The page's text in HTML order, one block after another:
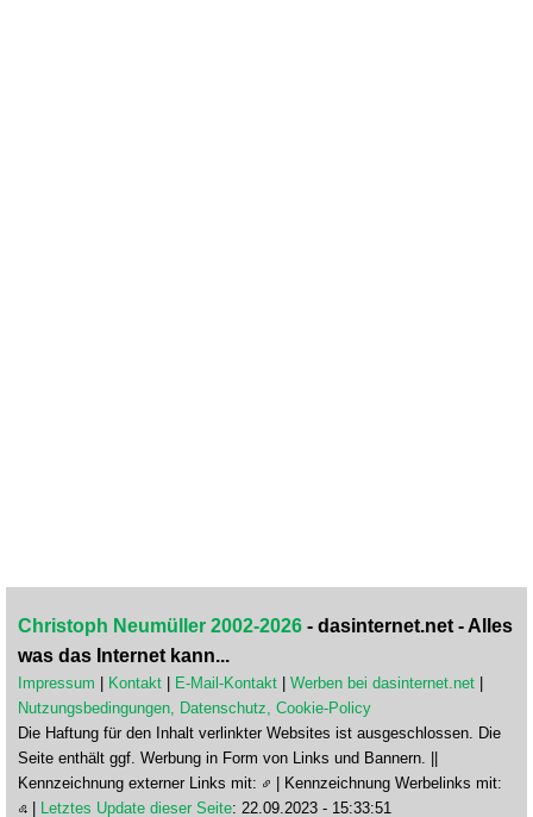
Christoph Neumüller 2002-2026 - dasinternet.net - Alles
was das Internet kann...
Impressum Kontakt E-Mail-Kontakt Werben bei dasinternet.net
Nutzungsbedingungen, Datenschutz, Cookie-Policy
Die Haftung für den Inhalt verlinkter Websites ist ausgeschlossen. Die
Seite enthält ggf. Werbung in Form von Links und Bannern. ||
Kennzeichnung externer Links mit:
| Kennzeichnung Werbelinks mit:
Letztes Update dieser Seite: 22.09.2023 - 15:33:51